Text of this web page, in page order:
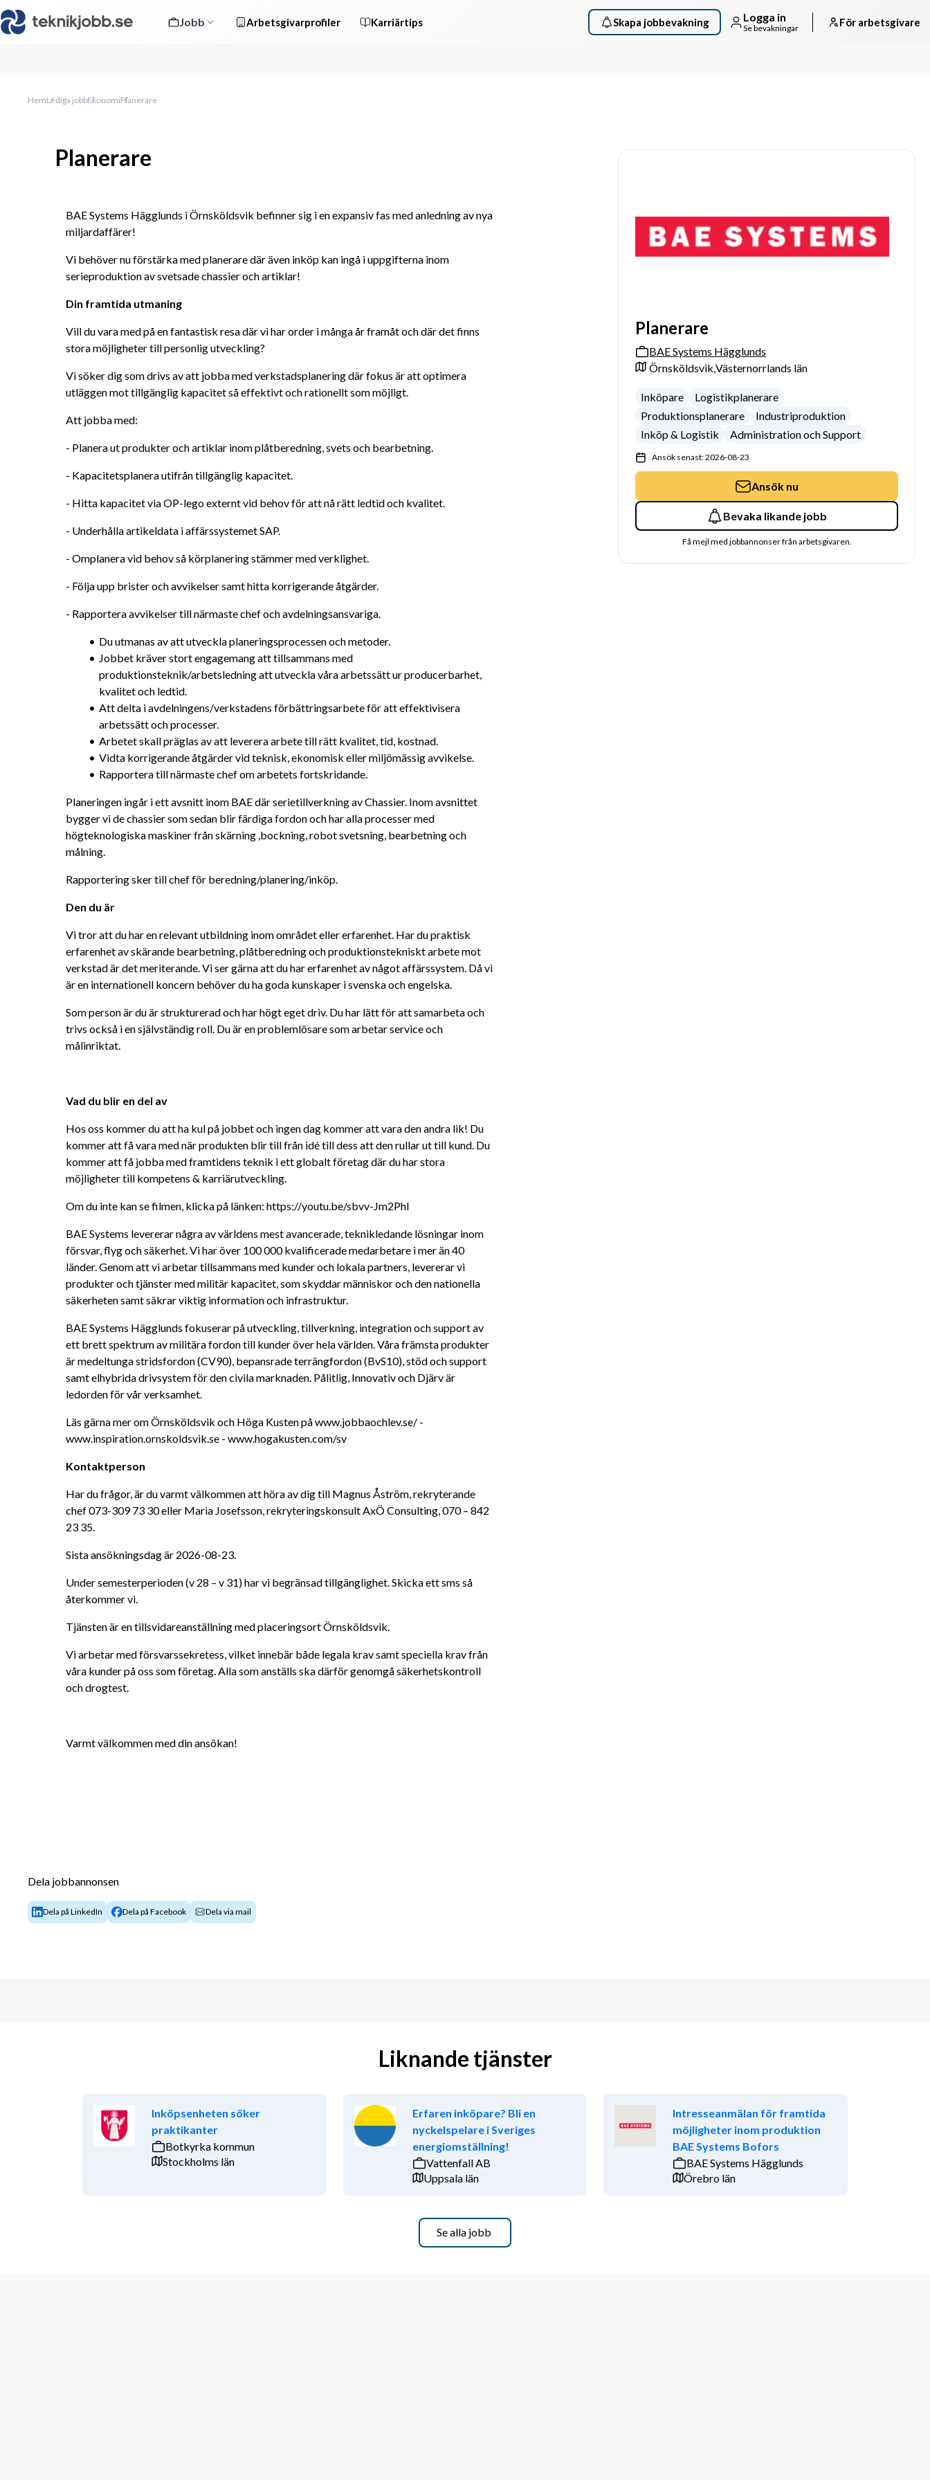
Jobb Arbetsgivarprofiler Karriärtips Skapa jobbevakning Logga in
Se bevakningar För arbetsgivare
HemLediga jobbEkonomiPlanerare
Planerare
BAE Systems Hägglunds i Örnsköldsvik befinner sig i en expansiv fas med anledning av nya
miljardaffärer!
Vi behöver nu förstärka med planerare där även inköp kan ingå i uppgifterna inom
serieproduktion av svetsade chassier och artiklar!
Din framtida utmaning
Vill du vara med på en fantastisk resa där vi har order i många år framåt och där det finns
stora möjligheter till personlig utveckling?
Vi söker dig som drivs av att jobba med verkstadsplanering där fokus är att optimera
utläggen mot tillgänglig kapacitet så effektivt och rationellt som möjligt.
Att jobba med:
- Planera ut produkter och artiklar inom plåtberedning, svets och bearbetning.
- Kapacitetsplanera utifrån tillgänglig kapacitet.
- Hitta kapacitet via OP-lego externt vid behov för att nå rätt ledtid och kvalitet.
- Underhålla artikeldata i affärssystemet SAP.
- Omplanera vid behov så körplanering stämmer med verklighet.
- Följa upp brister och avvikelser samt hitta korrigerande åtgärder.
- Rapportera avvikelser till närmaste chef och avdelningsansvariga.
Du utmanas av att utveckla planeringsprocessen och metoder.
Jobbet kräver stort engagemang att tillsammans med
produktionsteknik/arbetsledning att utveckla våra arbetssätt ur producerbarhet,
kvalitet och ledtid.
Att delta i avdelningens/verkstadens förbättringsarbete för att effektivisera
arbetssätt och processer.
Arbetet skall präglas av att leverera arbete till rätt kvalitet, tid, kostnad.
Vidta korrigerande åtgärder vid teknisk, ekonomisk eller miljömässig avvikelse.
Rapportera till närmaste chef om arbetets fortskridande.
Planeringen ingår i ett avsnitt inom BAE där serietillverkning av Chassier. Inom avsnittet
bygger vi de chassier som sedan blir färdiga fordon och har alla processer med
högteknologiska maskiner från skärning ,bockning, robot svetsning, bearbetning och
målning.
Rapportering sker till chef för beredning/planering/inköp.
Den du är
Vi tror att du har en relevant utbildning inom området eller erfarenhet. Har du praktisk
erfarenhet av skärande bearbetning, plåtberedning och produktionstekniskt arbete mot
verkstad är det meriterande. Vi ser gärna att du har erfarenhet av något affärssystem. Då vi
är en internationell koncern behöver du ha goda kunskaper i svenska och engelska.
Som person är du är strukturerad och har högt eget driv. Du har lätt för att samarbeta och
trivs också i en självständig roll. Du är en problemlösare som arbetar service och
målinriktat.
Vad du blir en del av
Hos oss kommer du att ha kul på jobbet och ingen dag kommer att vara den andra lik! Du
kommer att få vara med när produkten blir till från idé till dess att den rullar ut till kund. Du
kommer att få jobba med framtidens teknik i ett globalt företag där du har stora
möjligheter till kompetens & karriärutveckling.
Om du inte kan se filmen, klicka på länken: https://youtu.be/sbvv-Jm2PhI
BAE Systems levererar några av världens mest avancerade, teknikledande lösningar inom
försvar, flyg och säkerhet. Vi har över 100 000 kvalificerade medarbetare i mer än 40
länder. Genom att vi arbetar tillsammans med kunder och lokala partners, levererar vi
produkter och tjänster med militär kapacitet, som skyddar människor och den nationella
säkerheten samt säkrar viktig information och infrastruktur.
BAE Systems Hägglunds fokuserar på utveckling, tillverkning, integration och support av
ett brett spektrum av militära fordon till kunder över hela världen. Våra främsta produkter
är medeltunga stridsfordon (CV90), bepansrade terrängfordon (BvS10), stöd och support
samt elhybrida drivsystem för den civila marknaden. Pålitlig, Innovativ och Djärv är
ledorden för vår verksamhet.
Läs gärna mer om Örnsköldsvik och Höga Kusten på www.jobbaochlev.se/ -
www.inspiration.ornskoldsvik.se - www.hogakusten.com/sv
Kontaktperson
Har du frågor, är du varmt välkommen att höra av dig till Magnus Åström, rekryterande
chef 073-309 73 30 eller Maria Josefsson, rekryteringskonsult AxÖ Consulting, 070 – 842
23 35.
Sista ansökningsdag är 2026-08-23.
Under semesterperioden (v 28 – v 31) har vi begränsad tillgänglighet. Skicka ett sms så
återkommer vi.
Tjänsten är en tillsvidareanställning med placeringsort Örnsköldsvik.
Vi arbetar med försvarssekretess, vilket innebär både legala krav samt speciella krav från
våra kunder på oss som företag. Alla som anställs ska därför genomgå säkerhetskontroll
och drogtest.
Varmt välkommen med din ansökan!
Planerare
BAE Systems Hägglunds
Örnsköldsvik,Västernorrlands län
Inköpare
Logistikplanerare
Produktionsplanerare
Industriproduktion
Inköp & Logistik
Administration och Support
Ansök senast: 2026-08-23
Ansök nu
Bevaka likande jobb
Få mejl med jobbannonser från arbetsgivaren.
Dela jobbannonsen
Dela på LinkedIn Dela på Facebook Dela via mail
Liknande tjänster
Inköpsenheten söker
praktikanter
Botkyrka kommun
Stockholms län
Erfaren inköpare? Bli en
nyckelspelare i Sveriges
energiomställning!
Vattenfall AB
Uppsala län
Intresseanmälan för framtida
möjligheter inom produktion
BAE Systems Bofors
BAE Systems Hägglunds
Örebro län
Se alla jobb